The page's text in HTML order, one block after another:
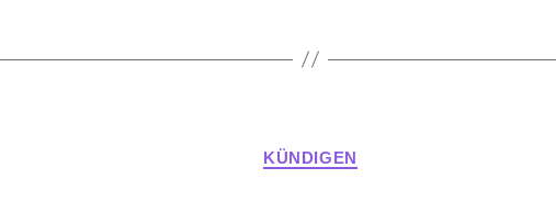
(Ex-
Kategorien
KÜNDIGEN